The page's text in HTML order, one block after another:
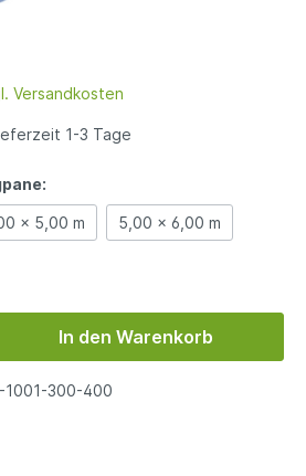
Versandkosten
1-3 Tage
x 5,00 m 5,00 x 6,00 m
In den Warenkorb
1001-300-400